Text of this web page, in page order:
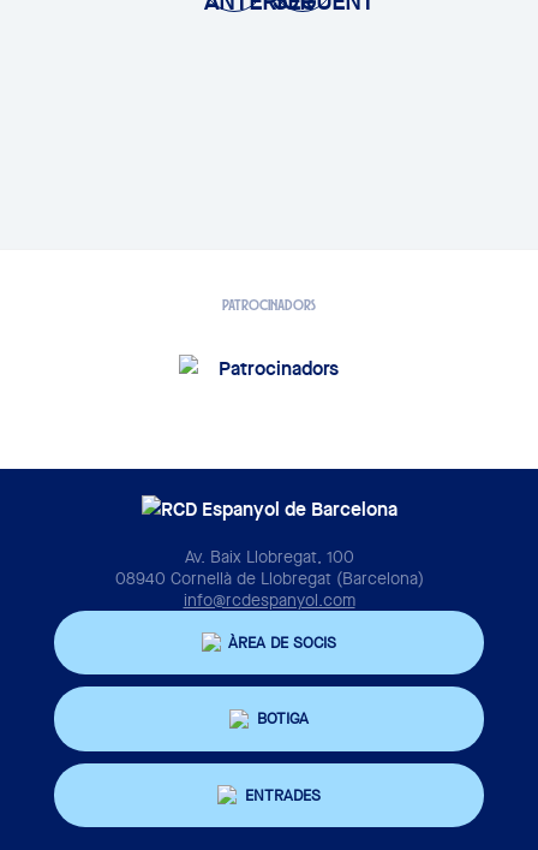
PATROCINADORS
Av. Baix Llobregat, 100
08940 Cornellà de Llobregat (Barcelona)
info@rcdespanyol.com
ÀREA DE SOCIS
BOTIGA
ENTRADES